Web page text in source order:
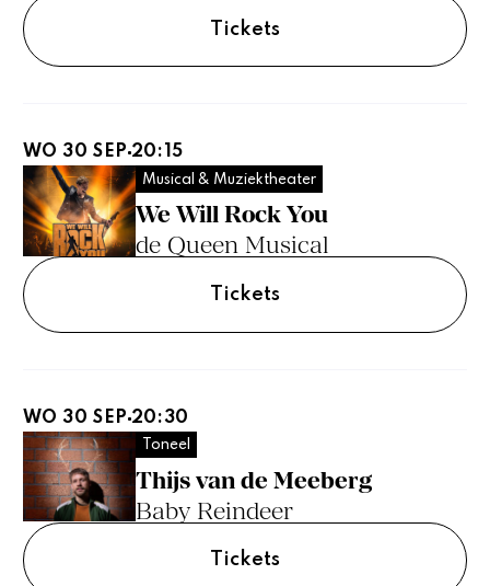
Tickets
We Will Rock You
de Queen Musical
Musical & Muziektheater
Tickets
WO 30 SEP 20:15
Thijs van de Meeberg
Baby Reindeer
Toneel
Tickets
WO 30 SEP 20:30